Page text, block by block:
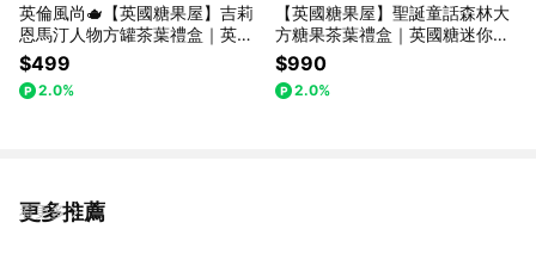
英倫風尚🫖【英國糖果屋】吉莉
恩馬汀人物方罐茶葉禮盒｜英國
茶10包入
$499
2.0%
【英國糖果屋】聖誕童話森林大
方糖果茶葉禮盒｜英國糖迷你包
12包入｜英國茶12包入
$990
2.0%
更多推薦
看更多